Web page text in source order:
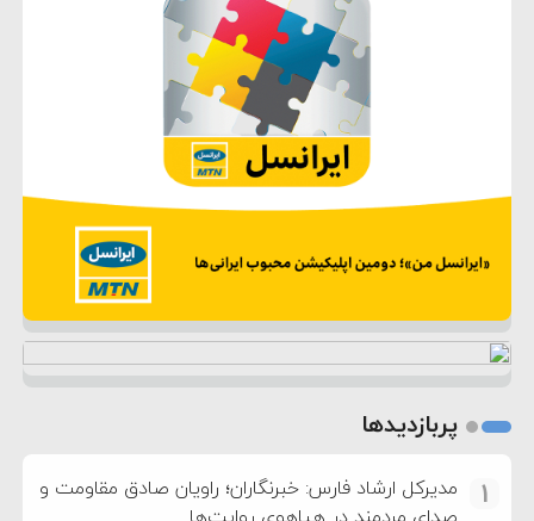
پربازدیدها
1
مدیرکل ارشاد فارس: خبرنگاران؛ راویان صادق مقاومت و